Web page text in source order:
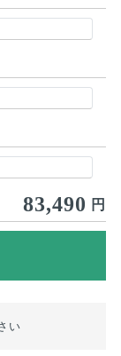
83,490 円
い